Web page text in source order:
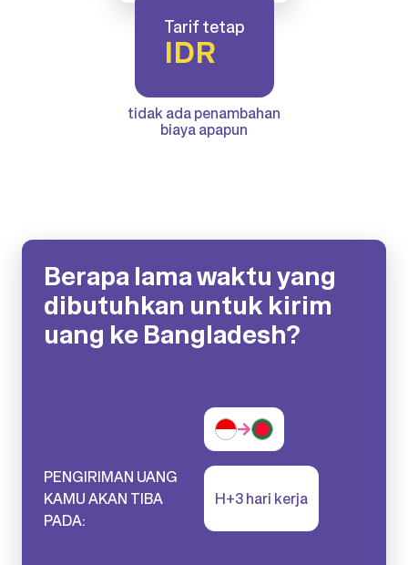
Tarif tetap
IDR
tidak ada penambahan
biaya apapun
Berapa lama waktu yang
dibutuhkan untuk kirim
uang ke Bangladesh?
PENGIRIMAN UANG
KAMU AKAN TIBA
PADA:
H+3 hari kerja